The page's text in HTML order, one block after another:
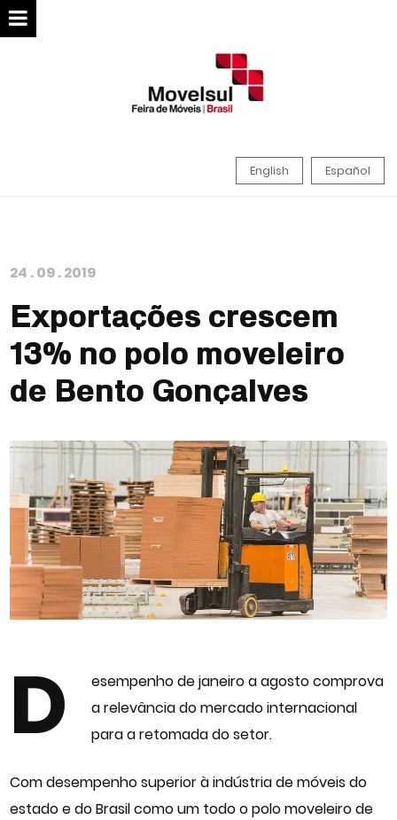
English Español
24 .09.2019
Exportações crescem
13% no polo moveleiro
de Bento Gonçalves
D
esempenho de janeiro a agosto comprova
a relevância do mercado internacional
para a retomada do setor.
Com desempenho superior à indústria de móveis do
estado e do Brasil como um todo o polo moveleiro de